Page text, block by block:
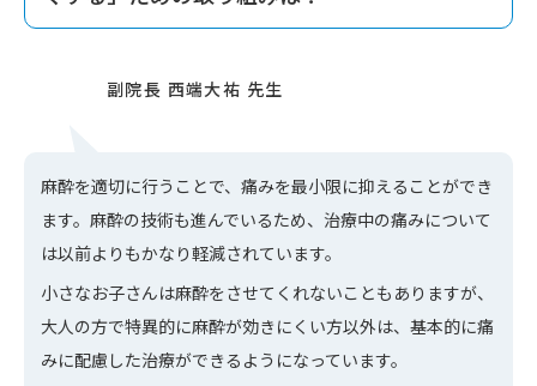
麻酔を適切に行うことで、痛みを最小限に抑えることができ
ます。麻酔の技術も進んでいるため、治療中の痛みについて
は以前よりもかなり軽減されています。
小さなお子さんは麻酔をさせてくれないこともありますが、
大人の方で特異的に麻酔が効きにくい方以外は、基本的に痛
みに配慮した治療ができるようになっています。